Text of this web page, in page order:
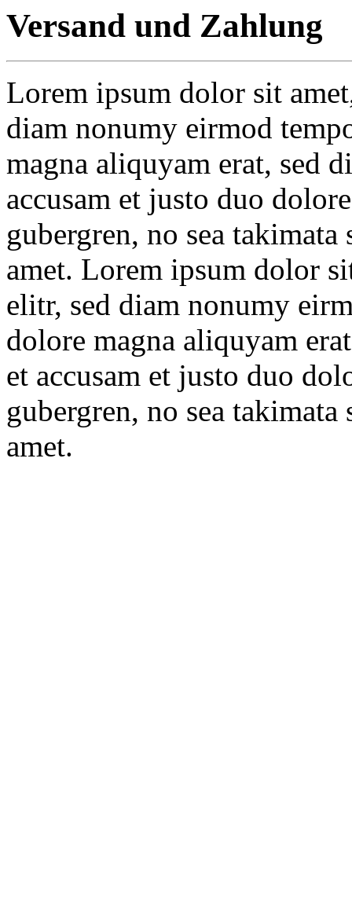
Versand und Zahlung
Lorem ipsum dolor sit
diam nonumy eirmod
magna aliquyam erat, sed
accusam et justo duo
gubergren, no sea
amet. Lorem ipsum dolor
elitr, sed diam nonumy
dolore magna aliquyam
et accusam et justo duo
gubergren, no sea
amet.